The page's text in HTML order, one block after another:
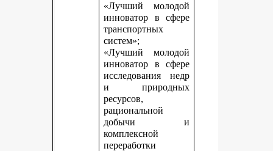
«Лучший молодой
инноватор в сфере
транспортных
систем»;
«Лучший молодой
инноватор в сфере
исследования недр
и природных
ресурсов,
рациональной
добычи и
комплексной
переработки